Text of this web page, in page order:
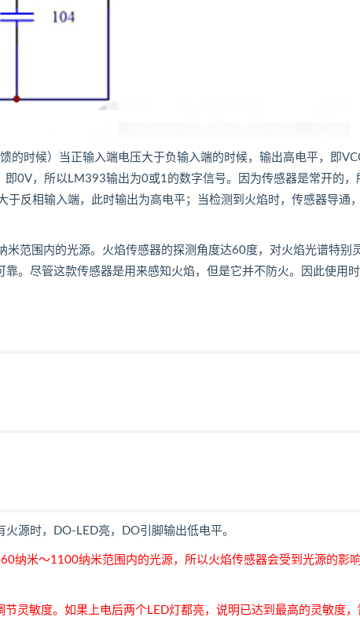
时候）当正输入端电压大于负输入端的时候，输出高电平，即
0V，所以LM393输出为0或1的数字信号。因为传感器是常开的，
反相输入端，此时输出为高电平；当检测到火焰时，传感器导通
范围内的光源。火焰传感器的探测角度达60度，对火焰光谱特别
。尽管这款传感器是用来感知火焰，但是它并不防火。因此使用
源时，DO-LED亮，DO引脚输出低电平。
纳米～1100纳米范围内的光源，所以火焰传感器会受到光源的影
灵敏度。如果上电后两个LED灯都亮，说明已达到最高的灵敏度，